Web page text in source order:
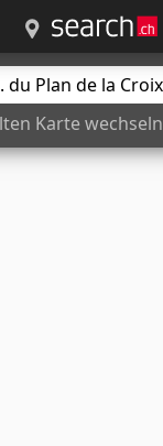
Karte wechseln